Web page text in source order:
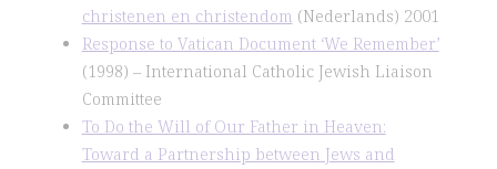
christenen en christendom (Nederlands) 2001
Response to Vatican Document ‘We Remember’
(1998) – International Catholic Jewish Liaison
Committee
To Do the Will of Our Father in Heaven:
Toward a Partnership between Jews and